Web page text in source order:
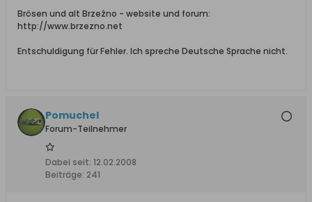
Brösen und alt Brzeźno - website und forum:
http://www.brzezno.net
Entschuldigung für Fehler. Ich spreche Deutsche Sprache nicht.
Pomuchel
Forum-Teilnehmer
Dabei seit: 12.02.2008
Beiträge: 241